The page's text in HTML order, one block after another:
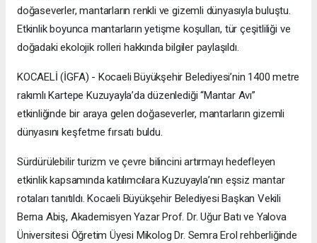
doğaseverler, mantarların renkli ve gizemli dünyasıyla buluştu.
Etkinlik boyunca mantarların yetişme koşulları, tür çeşitliliği ve
doğadaki ekolojik rolleri hakkında bilgiler paylaşıldı.
KOCAELİ (İGFA) - Kocaeli Büyükşehir Belediyesi’nin 1400 metre
rakımlı Kartepe Kuzuyayla’da düzenlediği “Mantar Avı”
etkinliğinde bir araya gelen doğaseverler, mantarların gizemli
dünyasını keşfetme fırsatı buldu.
Sürdürülebilir turizm ve çevre bilincini artırmayı hedefleyen
etkinlik kapsamında katılımcılara Kuzuyayla’nın eşsiz mantar
rotaları tanıtıldı. Kocaeli Büyükşehir Belediyesi Başkan Vekili
Berna Abiş, Akademisyen Yazar Prof. Dr. Uğur Batı ve Yalova
Üniversitesi Öğretim Üyesi Mikolog Dr. Semra Erol rehberliğinde